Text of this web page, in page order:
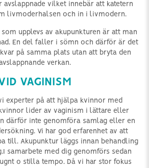
avslappnade vilket innebär att katetern
livmoderhalsen och in i livmodern.
upplevs av akupunkturen är att man
En del faller i sömn och därför är det
på samma plats utan att bryta den
verkan.
VAGINISM
experter på att hjälpa kvinnor med
lider av vaginism i lättare eller
därför inte genomföra samlag eller en
Vi har god erfarenhet av att
till. Akupunktur läggs innan behandling
samarbete med dig genomförs sedan
o stilla tempo. Då vi har stor fokus